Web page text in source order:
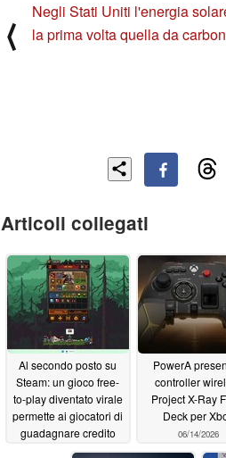
⟨
Negli Stati Uniti l'energia
la prima volta quella da
Articoli collegati
Al secondo posto su
Steam: un gioco free-
to-play diventato virale
permette ai giocatori di
guadagnare credito
per il portafoglio Steam
PowerA
controller
Project X-Ray
Deck per
06/14/2026